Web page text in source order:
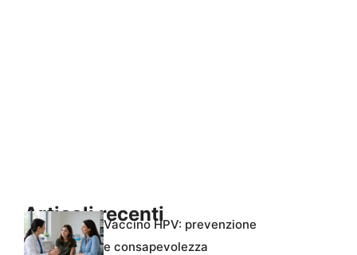
Articoli recentiVaccino HPV: prevenzione
e consapevolezza